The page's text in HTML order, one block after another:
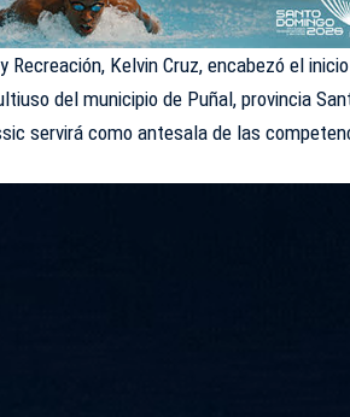
Kelvin Cruz, encabezó el
del municipio de Puñal, provincia
servirá como antesala de las